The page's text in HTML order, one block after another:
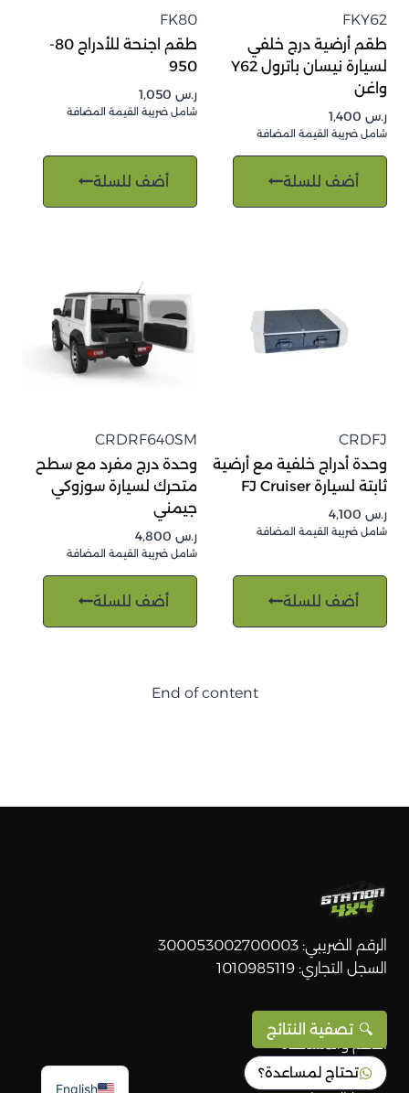
FKY62
طقم أرضية درج خلفي
لسيارة نيسان باترول Y62
واغن
ر.س
شامل ضريبة القيمة المضافة
أضف للسلة
FK80
طقم اجنحة للأدراج 80-
950
ر.س
شامل ضريبة القيمة المضافة
أضف للسلة
CRDFJ
وحدة أدراج خلفية مع أرضية
ثابتة لسيارة FJ Cruiser
ر.س
شامل ضريبة القيمة المضافة
أضف للسلة
CRDRF640SM
وحدة درج مفرد مع سطح
متحرك لسيارة سوزوكي
جيمني
ر.س
شامل ضريبة القيمة المضافة
أضف للسلة
End of content
تصفية النتائج
الرقم الضريبي: 300053002700003
السجل التجاري: 1010985119
خدمة العملاء
الدعم والمساعدة
سياسة الخصوصية
تحتاج لمساعدة؟
English